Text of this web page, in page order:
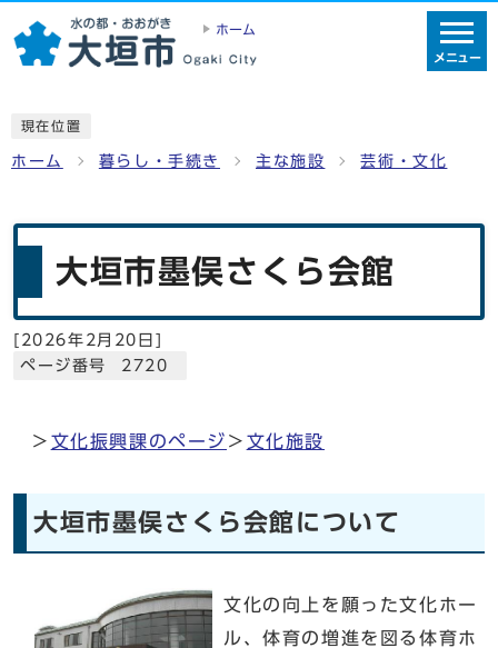
ホーム
メニュー
現在位置
ホーム 暮らし・手続き 主な施設 芸術・文化
大垣市墨俣さくら会館
[ 2026年2月20日 ]
ページ番号 2720
＞ 文化振興課のページ ＞ 文化施設
大垣市墨俣さくら会館について
文化の向上を願った文化ホー
ル、体育の増進を図る体育ホ